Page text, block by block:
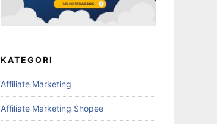
KATEGORI
Affiliate Marketing
Affiliate Marketing Shopee